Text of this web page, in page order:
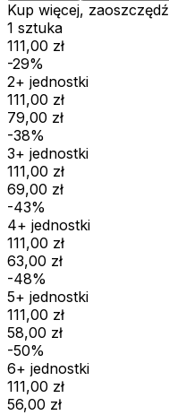
Kup więcej,
1 sztuka
111,00 zł
-29%
2+ jednostki
111,00 zł
79,00 zł
-38%
3+ jednostki
111,00 zł
69,00 zł
-43%
4+ jednostki
111,00 zł
63,00 zł
-48%
5+ jednostki
111,00 zł
58,00 zł
-50%
6+ jednostki
111,00 zł
56,00 zł